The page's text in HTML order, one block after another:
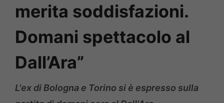
merita soddisfazioni.
Domani spettacolo al
Dall’Ara”
L'ex di Bologna e Torino si è espresso sulla